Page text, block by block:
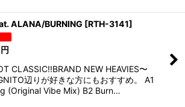
ALANA/BURNING [RTH-3141]
円
CLASSIC!!BRAND NEW HEAVIES〜
辺りが好きな方にもおすすめ。 A1
(Original Vibe Mix) B2 Burn…